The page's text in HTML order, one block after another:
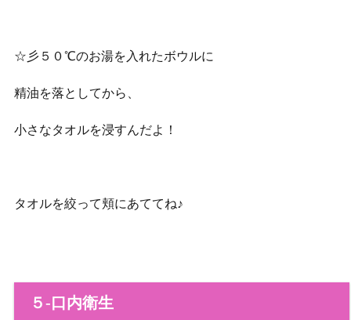
☆彡５０℃のお湯を入れたボウルに
精油を落としてから、
小さなタオルを浸すんだよ！
タオルを絞って頬にあててね♪
５‐口内衛生